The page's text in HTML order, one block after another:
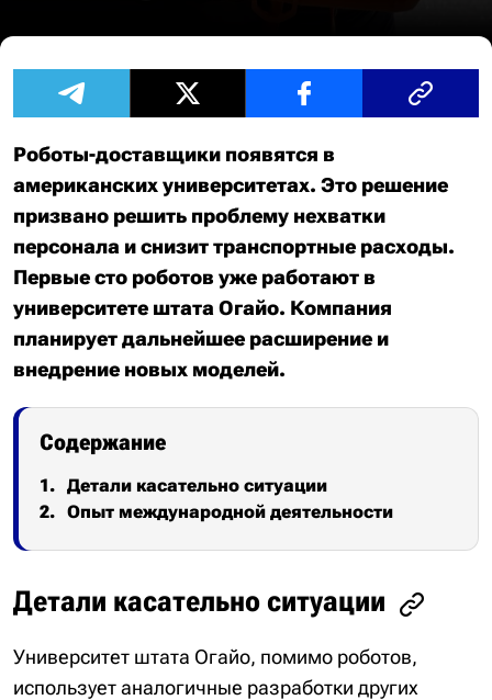
Роботы-доставщики появятся в
американских университетах. Это решение
призвано решить проблему нехватки
персонала и снизит транспортные расходы.
Первые сто роботов уже работают в
университете штата Огайо. Компания
планирует дальнейшее расширение и
внедрение новых моделей.
Содержание
Детали касательно ситуации
Опыт международной деятельности
Детали касательно ситуации
Университет штата Огайо, помимо роботов,
использует аналогичные разработки других